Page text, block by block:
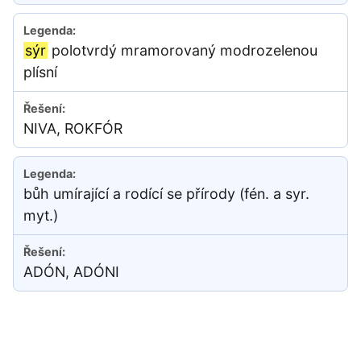
sýr polotvrdý mramorovaný modrozelenou
plísní
NIVA, ROKFÓR
bůh umírající a rodící se přírody (fén. a syr.
myt.)
ADÓN, ADÓNI